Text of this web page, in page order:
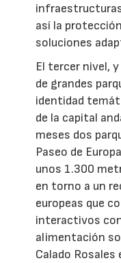
así la
soluciones
El tercer nivel,
de grandes
identidad
de la capital
meses dos
Paseo de
unos 1.300
en torno a un
europeas que
interactivos
alimentación
Calado Rosales